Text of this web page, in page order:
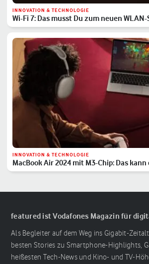
INNOVATION & TECHNOLOGIE
Wi-Fi 7: Das musst Du zum neuen
INNOVATION & TECHNOLOGIE
MacBook Air 2024 mit M3-Chip: Das
Laptop
featured ist Vodafones Magazin für
Als Begleiter auf dem Weg ins Gigabit-
besten Stories zu Smartphone-Highlights,
heißesten Tech-News und Kino- und TV-